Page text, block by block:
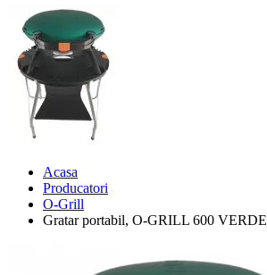
Acasa
Producatori
O-Grill
Gratar portabil, O-GRILL 600 VERDE